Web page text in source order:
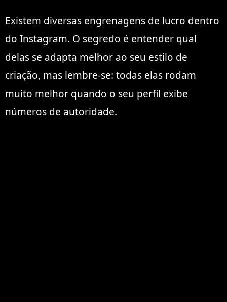
Existem diversas engrenagens de lucro dentro
do Instagram. O segredo é entender qual
delas se adapta melhor ao seu estilo de
criação, mas lembre-se: todas elas rodam
muito melhor quando o seu perfil exibe
números de autoridade.